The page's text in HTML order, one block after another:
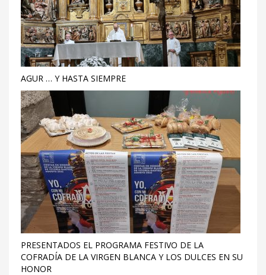
AGUR … Y HASTA SIEMPRE
PRESENTADOS EL PROGRAMA FESTIVO DE LA
COFRADÍA DE LA VIRGEN BLANCA Y LOS DULCES EN SU
HONOR